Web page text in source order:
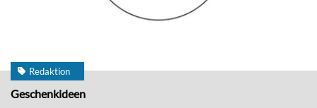
Redaktion
Geschenkideen